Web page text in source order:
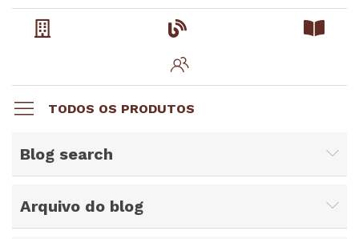
TODOS OS PRODUTOS
Blog search
Arquivo do blog